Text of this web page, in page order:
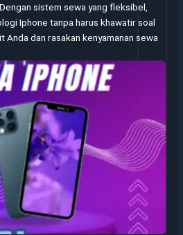
sistem sewa yang fleksibel,
Iphone tanpa harus khawatir soal
dan rasakan kenyamanan sewa